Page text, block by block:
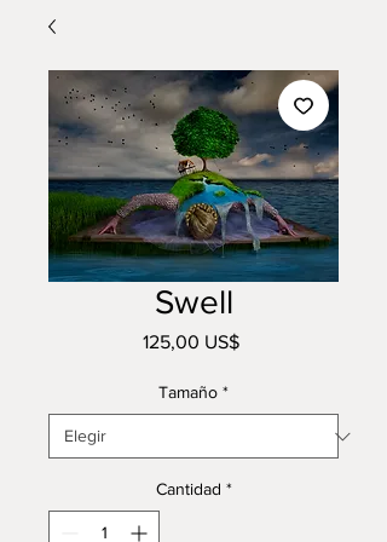
Swell
125,00 US$Precio
Tamaño *
Cantidad *